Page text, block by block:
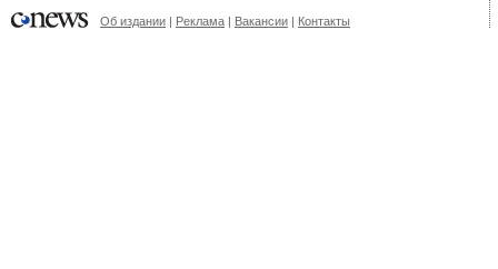
Об издании | Реклама | Вакансии | Контакты